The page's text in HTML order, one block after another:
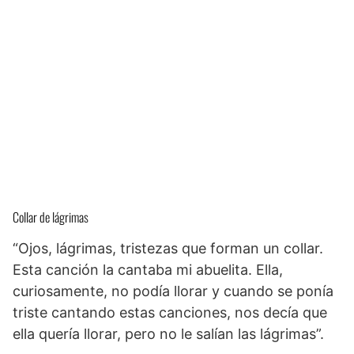
Collar de lágrimas
“Ojos, lágrimas, tristezas que forman un collar.
Esta canción la cantaba mi abuelita. Ella,
curiosamente, no podía llorar y cuando se ponía
triste cantando estas canciones, nos decía que
ella quería llorar, pero no le salían las lágrimas”.